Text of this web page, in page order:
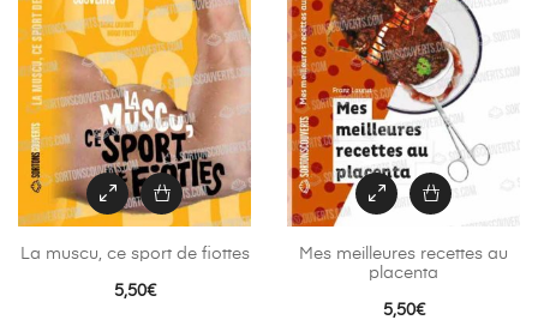
La muscu, ce sport de fiottes
5,50€
Mes meilleures recettes au
placenta
5,50€